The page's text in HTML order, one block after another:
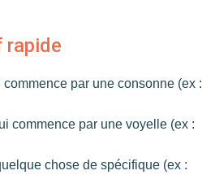
rapide
commence par une consonne (ex :
commence par une voyelle (ex :
chose de spécifique (ex :